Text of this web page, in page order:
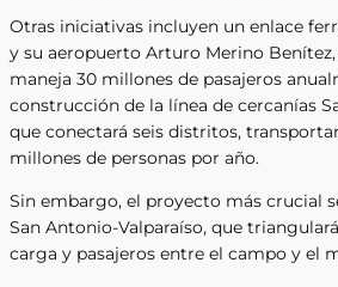
Otras iniciativas incluyen un enlace
y su aeropuerto Arturo Merino
maneja 30 millones de pasajeros
construcción de la línea de cercanías
que conectará seis distritos,
millones de personas por año.
Sin embargo, el proyecto más crucial
San Antonio-Valparaíso, que
carga y pasajeros entre el campo y el